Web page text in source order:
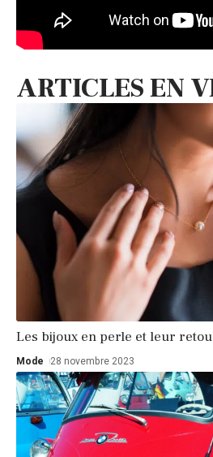
ARTICLES EN
Les bijoux en perle et leur
Mode 28 novembre 2023